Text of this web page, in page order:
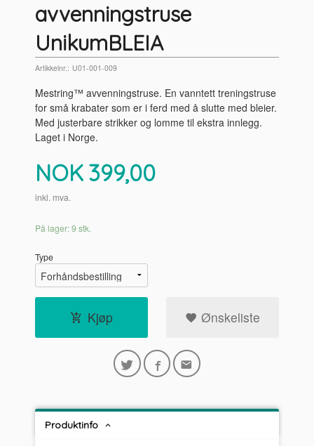
avvenningstruse
UnikumBLEIA
Artikkelnr.: U01-001-009
Mestring™ avvenningstruse. En vanntett treningstruse
for små krabater som er i ferd med å slutte med bleier.
Med justerbare strikker og lomme til ekstra innlegg.
Laget i Norge.
Pris
NOK 399,00
inkl. mva.
På lager: 9 stk.
Type
Kjøp Ønskeliste
Produktinfo